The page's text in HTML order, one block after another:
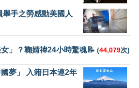
手之勞感動美國人
」？鞠婧禕24小時驚魂📝 (44,079次)
夢」 入籍日本連2年